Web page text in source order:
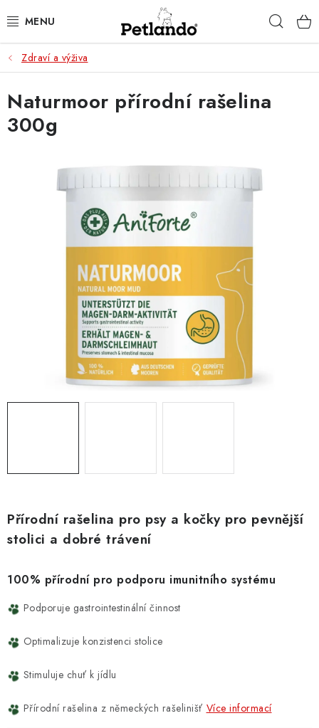
na
PRO PSY
PRO KOČKY
PRO PÁNÍČKY
ZACHRAŇ PRODUKT
REGISTROVAT
Zdraví a výživa
Přírodní rašelina pro psy a kočky pro pevnější
stolici a dobré trávení
100% přírodní pro podporu imunitního systému
Podporuje gastrointestinální činnost
Optimalizuje konzistenci stolice
Stimuluje chuť k jídlu
Přírodní rašelina z německých rašelinišť Více informací
Naturmoor přírodní rašelina
300g